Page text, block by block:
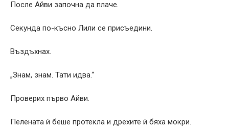
После Айви започна да плаче.
Секунда по-късно Лили се присъедини.
Въздъхнах.
„Знам, знам. Тати идва.“
Проверих първо Айви.
Пелената ѝ беше протекла и дрехите ѝ бяха мокри.